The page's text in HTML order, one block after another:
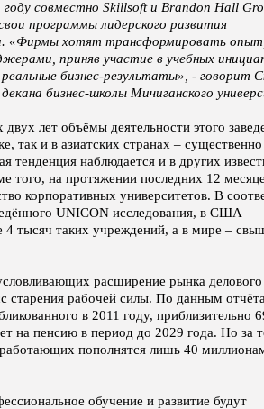
году совместно Skillsoft и Brandon Hall
программы лидерского развития
«Фирмы хотят трансформировать
приняв участие в учебных
бизнес-результаты», - говорит
бизнес-школы Мичиганского
лет объёмы деятельности этого
так и в азиатских странах – существенно
тенденция наблюдается и в других
того, на протяжении последних 12
корпоративных университетов. В
UNICON исследования, в США
4 тысяч таких учреждений, а в мире –
расширение рынка делового
старения рабочей силы. По данным
в 2011 году, приблизительно
на пенсию в период до 2029 года. Но за
пополнятся лишь 40
обучение и развитие будут